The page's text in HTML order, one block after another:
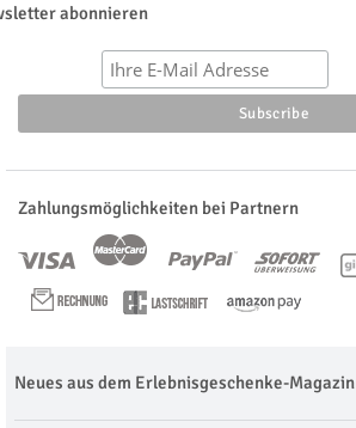
abonnieren
Zahlungsmöglichkeiten bei Partnern
Neues aus dem Erlebnisgeschenke-Magazin